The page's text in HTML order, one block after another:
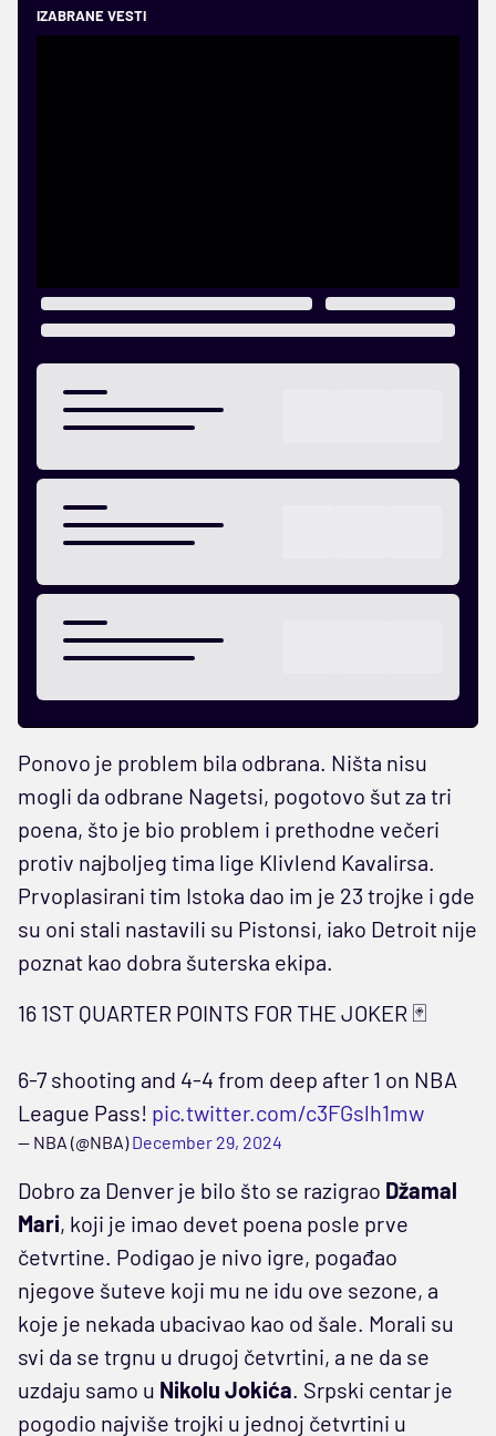
IZABRANE VESTI
Ponovo je problem bila odbrana. Ništa nisu
mogli da odbrane Nagetsi, pogotovo šut za tri
poena, što je bio problem i prethodne večeri
protiv najboljeg tima lige Klivlend Kavalirsa.
Prvoplasirani tim Istoka dao im je 23 trojke i gde
su oni stali nastavili su Pistonsi, iako Detroit nije
poznat kao dobra šuterska ekipa.
16 1ST QUARTER POINTS FOR THE JOKER 🃏
6-7 shooting and 4-4 from deep after 1 on NBA
League Pass! pic.twitter.com/c3FGslh1mw
— NBA (@NBA)December 29, 2024
Dobro za Denver je bilo što se razigrao Džamal
Mari, koji je imao devet poena posle prve
četvrtine. Podigao je nivo igre, pogađao
njegove šuteve koji mu ne idu ove sezone, a
koje je nekada ubacivao kao od šale. Morali su
svi da se trgnu u drugoj četvrtini, a ne da se
uzdaju samo u Nikolu Jokića. Srpski centar je
pogodio najviše trojki u jednoj četvrtini u